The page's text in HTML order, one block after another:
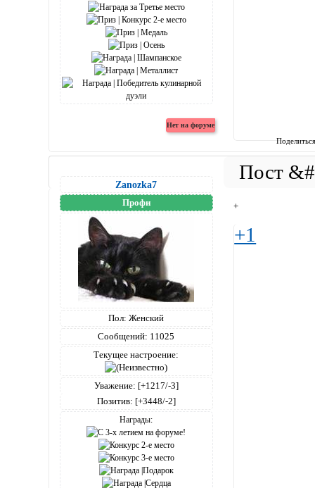
Zanozka7
Профи
Пол: Женский
Сообщений: 11025
Текущее настроение:
Уважение: [+1217/-3]
Позитив: [+3448/-2]
Награды:
+
+1